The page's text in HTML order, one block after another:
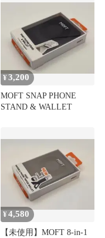
¥3,200
MOFT SNAP PHONE
STAND & WALLET
¥4,580
【未使用】MOFT 8-in-1